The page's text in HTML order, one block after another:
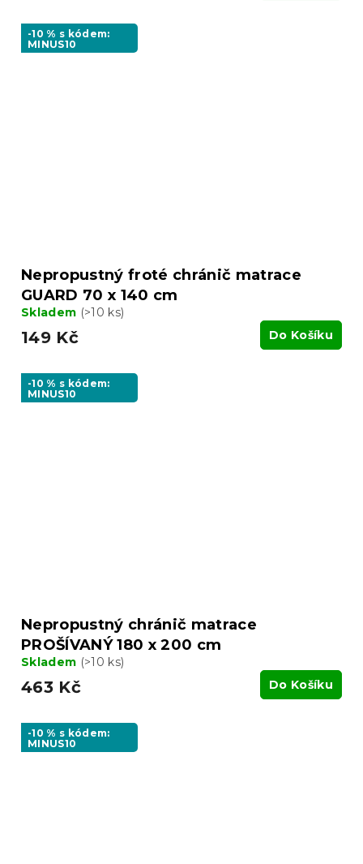
-10 % s kódem:
MINUS10
Nepropustný froté chránič matrace
GUARD 70 x 140 cm
Skladem (>10 ks)
149 Kč Do Košíku
-10 % s kódem:
MINUS10
Nepropustný chránič matrace
PROŠÍVANÝ 180 x 200 cm
Skladem (>10 ks)
463 Kč Do Košíku
-10 % s kódem:
MINUS10